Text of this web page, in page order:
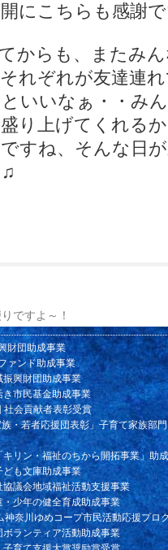
にこちらも感謝
からも、またみ
れぞれが友達連
いいなぁ・・み
り上げてくれる
すね、そんな日
ですよ～！
財団助成事業
ァンド助成事業
興財団助成事業
市民基金助成事業
会貢献者表彰受賞
・若者応援団表彰」子育て家族部
リン・福祉のちから開拓事業」助
も文庫助成事業
議会地域福祉活動支援事業
少年の健全育成助成事業
奈川ゆめコープ市民活動応援プロ
ランティア活動助成事業